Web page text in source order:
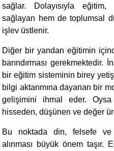
sağlar. Dolayısıyla eğitim,
sağlayan hem de toplumsal
işlev üstlenir.
Diğer bir yandan eğitimin
barındırması
bir eğitim sisteminin birey
bilgi aktarımına dayanan bir
gelişimini ihmal eder.
hisseden, düşünen ve değer
Bu noktada din, felsefe
alınması büyük önem taşır.